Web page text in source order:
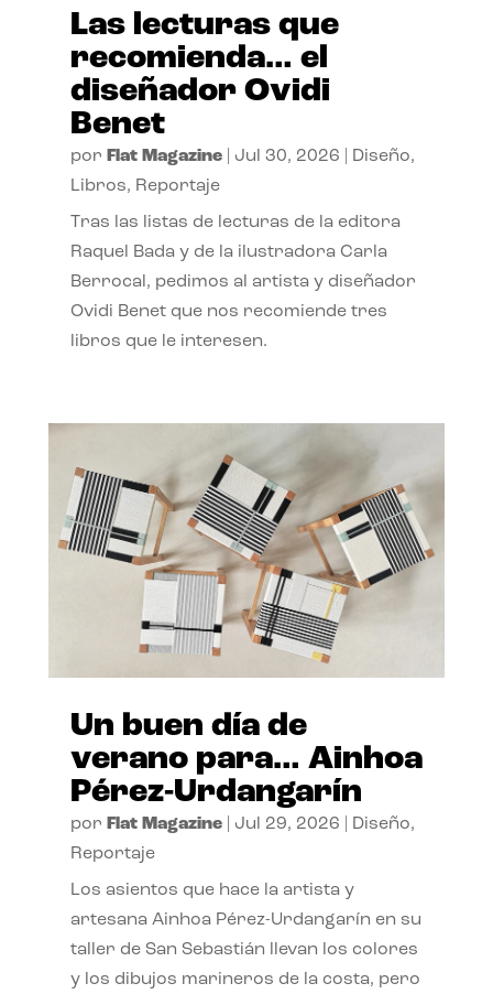
Las lecturas que
recomienda… el
diseñador Ovidi
Benet
por Flat Magazine| Jul 30, 2026 Diseño,
Libros, Reportaje
Tras las listas de lecturas de la editora
Raquel Bada y de la ilustradora Carla
Berrocal, pedimos al artista y diseñador
Ovidi Benet que nos recomiende tres
libros que le interesen.
Un buen día de
verano para… Ainhoa
Pérez-Urdangarín
por Flat Magazine| Jul 29, 2026 Diseño,
Reportaje
Los asientos que hace la artista y
artesana Ainhoa Pérez-Urdangarín en su
taller de San Sebastián llevan los colores
y los dibujos marineros de la costa, pero